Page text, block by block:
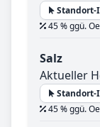
45 % ggü.
Salz
Aktueller
45 % ggü.